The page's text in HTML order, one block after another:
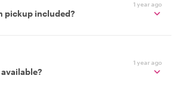
1 year ago
pickup included?
1 year ago